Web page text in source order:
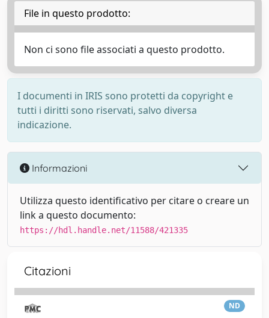
File in questo prodotto:
Non ci sono file associati a questo prodotto.
I documenti in IRIS sono protetti da copyright e
tutti i diritti sono riservati, salvo diversa
indicazione.
Informazioni
Utilizza questo identificativo per citare o creare un
link a questo documento:
https://hdl.handle.net/11588/421335
Citazioni
ND